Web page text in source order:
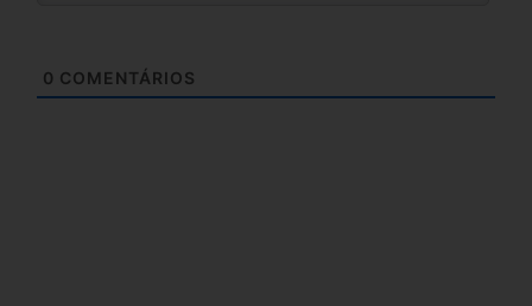
0 COMENTÁRIOS